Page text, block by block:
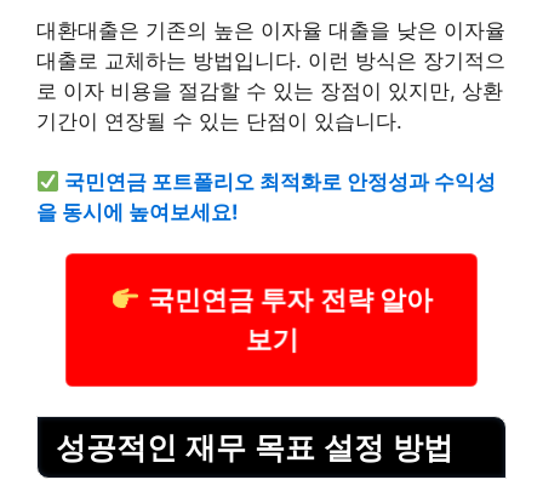
대환대출은 기존의 높은 이자율 대출을 낮은 이자율
대출로 교체하는 방법입니다. 이런 방식은 장기적으
로 이자 비용을 절감할 수 있는 장점이 있지만, 상환
기간이 연장될 수 있는 단점이 있습니다.
국민연금 포트폴리오 최적화로 안정성과 수익성
을 동시에 높여보세요!
국민연금 투자 전략 알아
보기
성공적인 재무 목표 설정 방법